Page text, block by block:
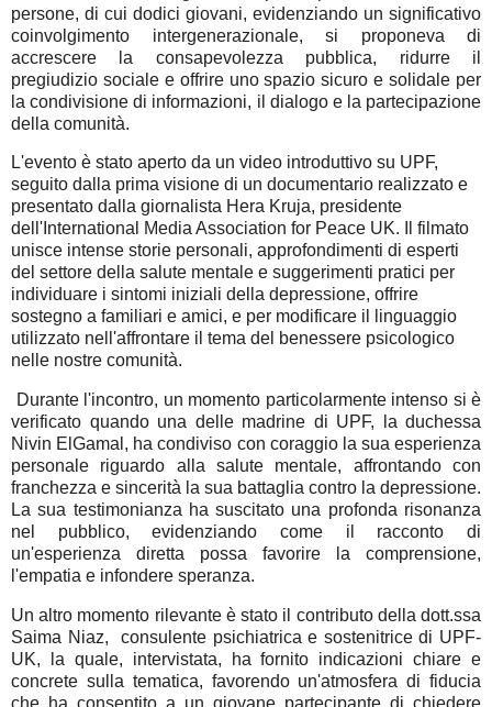
persone, di cui dodici giovani, evidenziando un significativo
coinvolgimento intergenerazionale, si proponeva di
accrescere la consapevolezza pubblica, ridurre il
pregiudizio sociale e offrire uno spazio sicuro e solidale per
la condivisione di informazioni, il dialogo e la partecipazione
della comunità.
L'evento è stato aperto da un video introduttivo su UPF,
seguito dalla prima visione di un documentario realizzato e
presentato dalla giornalista Hera Kruja, presidente
dell'International Media Association for Peace UK. Il filmato
unisce intense storie personali, approfondimenti di esperti
del settore della salute mentale e suggerimenti pratici per
individuare i sintomi iniziali della depressione, offrire
sostegno a familiari e amici, e per modificare il linguaggio
utilizzato nell'affrontare il tema del benessere psicologico
nelle nostre comunità.
Durante l'incontro, un momento particolarmente intenso si è
verificato quando una delle madrine di UPF, la duchessa
Nivin ElGamal, ha condiviso con coraggio la sua esperienza
personale riguardo alla salute mentale, affrontando con
franchezza e sincerità la sua battaglia contro la depressione.
La sua testimonianza ha suscitato una profonda risonanza
nel pubblico, evidenziando come il racconto di
un'esperienza diretta possa favorire la comprensione,
l'empatia e infondere speranza.
Un altro momento rilevante è stato il contributo della dott.ssa
Saima Niaz, consulente psichiatrica e sostenitrice di UPF-
UK, la quale, intervistata, ha fornito indicazioni chiare e
concrete sulla tematica, favorendo un'atmosfera di fiducia